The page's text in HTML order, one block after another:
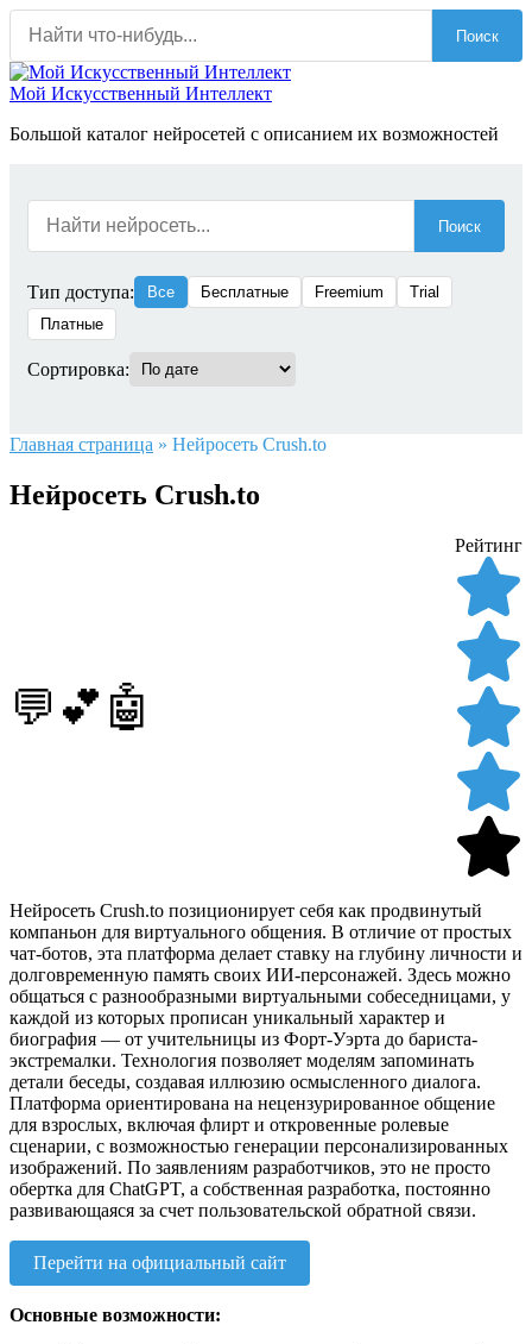
Перейти
содержанию
Поиск
Мой Искусственный Интеллект
Большой каталог нейросетей с описанием их возможностей
Поиск
Тип доступа: Все Бесплатные Freemium
Trial
Платные
Сортировка:
Главная страница » Нейросеть Crush.to
Нейросеть Crush.to
💬💕🤖
Рейтинг
Нейросеть Crush.to позиционирует себя как продвинутый
компаньон для виртуального общения. В отличие от простых
чат-ботов, эта платформа делает ставку на глубину личности и
долговременную память своих ИИ-персонажей. Здесь можно
общаться с разнообразными виртуальными собеседницами, у
каждой из которых прописан уникальный характер и
биография — от учительницы из Форт-Уэрта до бариста-
экстремалки. Технология позволяет моделям запоминать
детали беседы, создавая иллюзию осмысленного диалога.
Платформа ориентирована на нецензурированное общение
для взрослых, включая флирт и откровенные ролевые
сценарии, с возможностью генерации персонализированных
изображений. По заявлениям разработчиков, это не просто
обертка для ChatGPT, а собственная разработка, постоянно
развивающаяся за счет пользовательской обратной связи.
Перейти на официальный сайт
Основные возможности: